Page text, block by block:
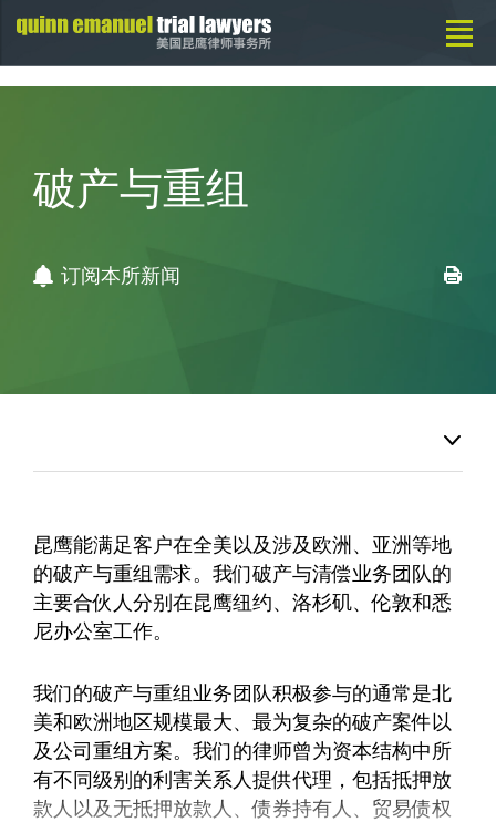
破产与重组
订阅本所新闻
昆鹰能满足客户在全美以及涉及欧洲、亚洲等地
的破产与重组需求。我们破产与清偿业务团队的
主要合伙人分别在昆鹰纽约、洛杉矶、伦敦和悉
尼办公室工作。
我们的破产与重组业务团队积极参与的通常是北
美和欧洲地区规模最大、最为复杂的破产案件以
及公司重组方案。我们的律师曾为资本结构中所
有不同级别的利害关系人提供代理，包括抵押放
款人以及无抵押放款人、债券持有人、贸易债权